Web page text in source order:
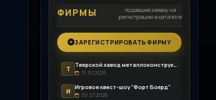
ФИРМЫ
подавшие заявку на
регистрацию в каталоге
ЗАРЕГИСТРИРОВАТЬ ФИРМУ
Т
Тверской завод металлоконструкций
31.07.2026
И
Игровое квест-шоу "Форт Боярд"
30.07.2026